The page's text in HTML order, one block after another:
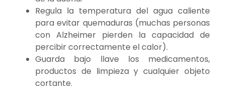
Regula la temperatura del agua caliente
para evitar quemaduras (muchas personas
con Alzheimer pierden la capacidad de
percibir correctamente el calor).
Guarda bajo llave los medicamentos,
productos de limpieza y cualquier objeto
cortante.